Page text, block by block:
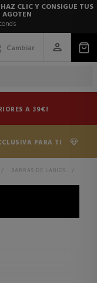
CLIC Y CONSIGUE TUS
AGOTEN
Cambiar
A 39€!
PARA TI
> BARRAS DE LABIOS >